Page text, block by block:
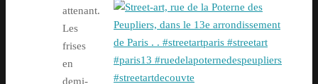
attenant.
Les
frises
en
demi-